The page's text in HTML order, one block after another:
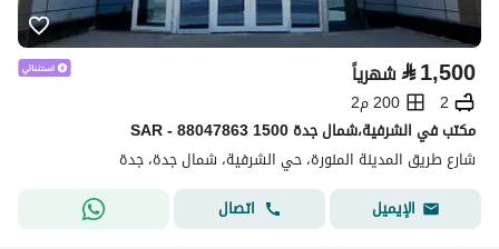
⃁1,500 شهرياً
2
200 م2
مكتب في الشرفية،شمال جدة 1500 SAR - 88047863
شارع طريق المدينة المنورة، حي الشرفية، شمال جدة، جدة
الإيميل
اتصال